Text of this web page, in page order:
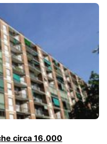
circa 16.000